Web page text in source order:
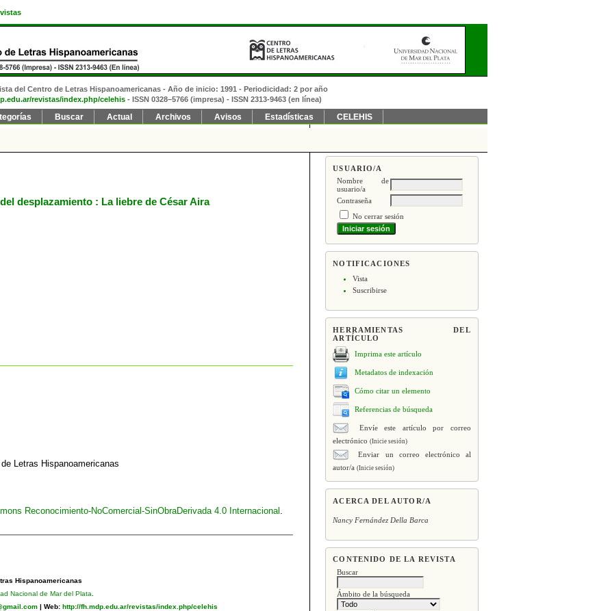
del Centro de Letras Hispanoamericanas - Año de inicio: 1991 - Periodicidad: 2 por año
revistas/index.php/celehis - ISSN 0328–5766 (impresa) - ISSN 2313-9463 (en línea)
USUARIO/A
Nombre de
usuario/a
Contraseña
No cerrar sesión
NOTIFICACIONES
Vista
Suscribirse
HERRAMIENTAS DEL
ARTÍCULO
Imprima este artículo
Metadatos de indexación
Cómo citar un elemento
Referencias de búsqueda
Envíe este artículo por correo
electrónico(Inicie sesión)
Enviar un correo electrónico al
autor/a(Inicie sesión)
ACERCA DEL AUTOR/A
Nancy Fernández Della Barca
CONTENIDO DE LA REVISTA
Buscar
Ámbito de la búsqueda
Buscar Actual Archivos Avisos Estadísticas CELEHIS
desplazamiento : La liebre de César Aira
Letras Hispanoamericanas
Reconocimiento-NoComercial-SinObraDerivada 4.0 Internacional
Hispanoamericanas
Nacional de Mar del Plata
| Web: http://fh.mdp.edu.ar/revistas/index.php/celehis